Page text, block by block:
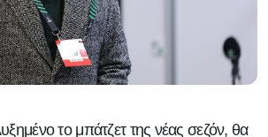
το μπάτζετ της νέας σεζόν, θα